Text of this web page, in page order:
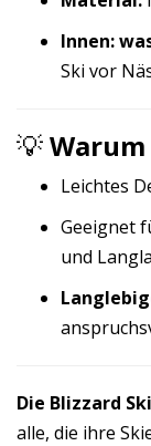
Innen:
Ski vor
💡Warum
Leichtes
Geeignet
und
Die Blizzard
alle, die ihre